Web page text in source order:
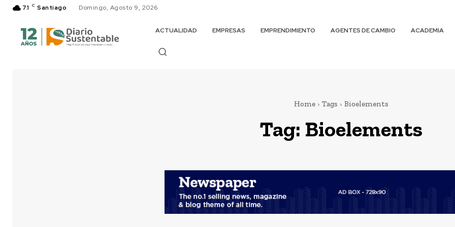
7.1 C Santiago Domingo, Agosto 9, 2026
ACTUALIDAD EMPRESAS EMPRENDIMIENTO AGENTES DE CAMBIO ACADEMIA
Home Tags Bioelements
Tag: Bioelements